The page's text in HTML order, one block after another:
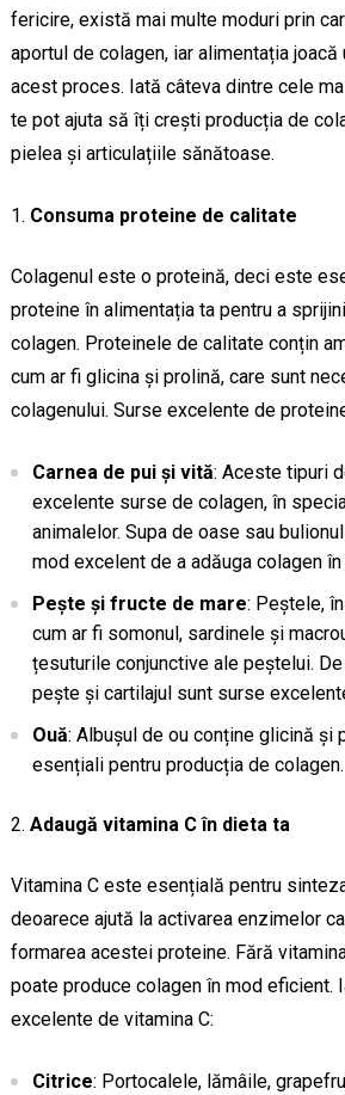
fericire, există mai multe moduri prin
aportul de colagen, iar alimentația joacă
acest proces. Iată câteva dintre cele
te pot ajuta să îți crești producția de
pielea și articulațiile sănătoase.
Consuma proteine de calitate
Colagenul este o proteină, deci este
proteine în alimentația ta pentru a
colagen. Proteinele de calitate conțin
cum ar fi glicina și prolină, care sunt
colagenului. Surse excelente de
Carnea de pui și vită: Aceste tipuri
excelente surse de colagen, în
animalelor. Supa de oase sau
mod excelent de a adăuga colagen
Pește și fructe de mare: Peștele,
cum ar fi somonul, sardinele și
țesuturile conjunctive ale peștelui.
pește și cartilajul sunt surse
Ouă: Albușul de ou conține glicină și
esențiali pentru producția de colagen.
Adaugă vitamina C în dieta ta
Vitamina C este esențială pentru
deoarece ajută la activarea enzimelor
formarea acestei proteine. Fără
poate produce colagen în mod eficient.
excelente de vitamina C:
Citrice: Portocalele, lămâile,